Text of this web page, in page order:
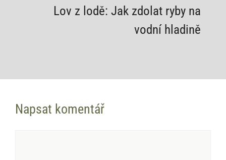
Lov z lodě: Jak zdolat ryby na
vodní hladině
Napsat komentář